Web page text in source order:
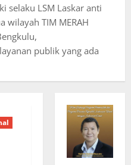
selaku LSM Laskar anti
wilayah TIM MERAH
publik yang ada